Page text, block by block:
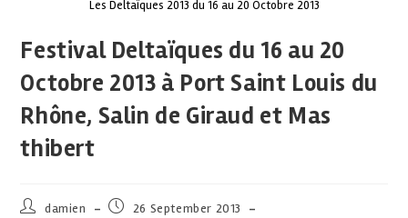
Les Deltaïques 2013 du 16 au 20 Octobre 2013
Festival Deltaïques du 16 au 20
Octobre 2013 à Port Saint Louis du
Rhône, Salin de Giraud et Mas
thibert
damien
26 September 2013